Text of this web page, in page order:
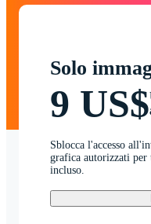
Solo
9 US$
Sblocca l'accesso
grafica autorizzati per
incluso.